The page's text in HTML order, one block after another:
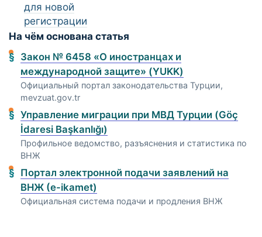
для новой
регистрации
На чём основана статья
Закон № 6458 «О иностранцах и
международной защите» (YUKK)
Официальный портал законодательства Турции,
mevzuat.gov.tr
Управление миграции при МВД Турции (Göç
İdaresi Başkanlığı)
Профильное ведомство, разъяснения и статистика по
ВНЖ
Портал электронной подачи заявлений на
ВНЖ (e-ikamet)
Официальная система подачи и продления ВНЖ